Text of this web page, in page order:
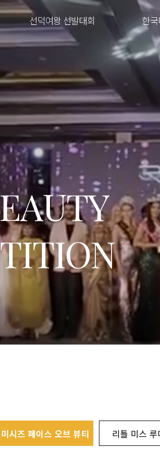
선덕여왕 선발대회 한
미시즈 페이스 오브 뷰티 리틀 미스 루